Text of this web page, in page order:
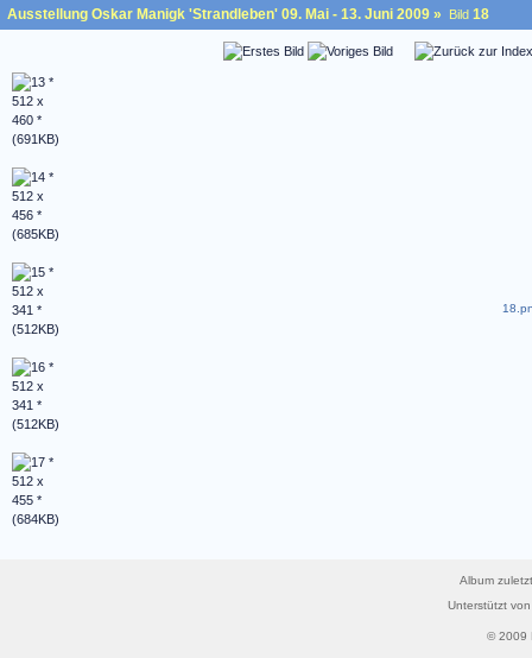
Ausstellung Oskar Manigk 'Strandleben' 09. Mai - 13. Juni 2009 » Bild 18
Album
Unterstützt
© 2009